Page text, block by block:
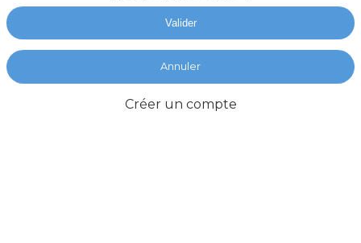
Valider
Annuler
Créer un compte